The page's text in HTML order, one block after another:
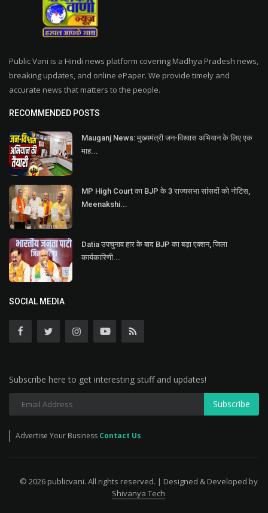
Public Vani is a Hindi news platform covering Madhya Pradesh news,
breaking updates, and online ePaper. We provide timely and
accurate news that matters to the people.
RECOMMENDED POSTS
Mauganj News: मुख्यमंत्री जन-विश्वास अभियान के लिए एक
माह...
MP High Court का BJP के 3 राज्यसभा सांसदों को नोटिस,
Meenakshi...
Datia उपचुनाव हार के बाद BJP का बड़ा एक्शन, जिला
कार्यकारिणी...
SOCIAL MEDIA
Subscribe here to get interesting stuff and updates!
Subscribe
Advertise Your Business Contact Us
© 2026 publicvani. All rights reserved. | Designed & Developed by
Shivanya Tech